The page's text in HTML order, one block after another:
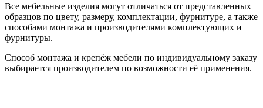
Все мебельные изделия могут отличаться от представленных
образцов по цвету, размеру, комплектации, фурнитуре, а также
способами монтажа и производителями комплектующих и
фурнитуры.
Способ монтажа и крепёж мебели по индивидуальному заказу
выбирается производителем по возможности её применения.